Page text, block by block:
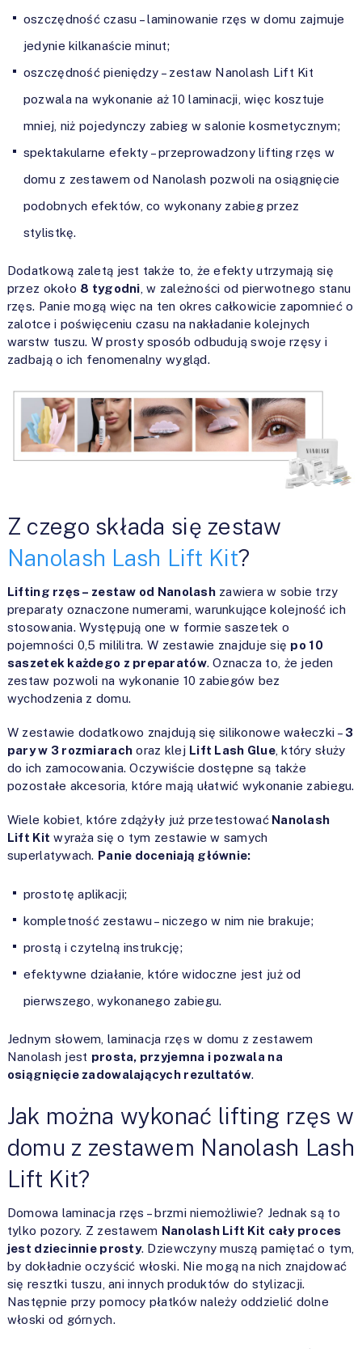
oszczędność czasu – laminowanie rzęs w domu zajmuje
jedynie kilkanaście minut;
oszczędność pieniędzy – zestaw Nanolash Lift Kit
pozwala na wykonanie aż 10 laminacji, więc kosztuje
mniej, niż pojedynczy zabieg w salonie kosmetycznym;
spektakularne efekty – przeprowadzony lifting rzęs w
domu z zestawem od Nanolash pozwoli na osiągnięcie
podobnych efektów, co wykonany zabieg przez
stylistkę.
Dodatkową zaletą jest także to, że efekty utrzymają się
przez około 8 tygodni, w zależności od pierwotnego stanu
rzęs. Panie mogą więc na ten okres całkowicie zapomnieć o
zalotce i poświęceniu czasu na nakładanie kolejnych
warstw tuszu. W prosty sposób odbudują swoje rzęsy i
zadbają o ich fenomenalny wygląd.
Z czego składa się zestaw
Nanolash Lash Lift Kit?
Lifting rzęs – zestaw od Nanolashzawiera w sobie trzy
preparaty oznaczone numerami, warunkujące kolejność ich
stosowania. Występują one w formie saszetek o
pojemności 0,5 mililitra. W zestawie znajduje się po 10
saszetek każdego z preparatów. Oznacza to, że jeden
zestaw pozwoli na wykonanie 10 zabiegów bez
wychodzenia z domu.
W zestawie dodatkowo znajdują się silikonowe wałeczki – 3
pary w 3 rozmiarach oraz klej Lift Lash Glue, który służy
do ich zamocowania. Oczywiście dostępne są także
pozostałe akcesoria, które mają ułatwić wykonanie zabiegu.
Wiele kobiet, które zdążyły już przetestowaćNanolash
Lift Kit wyraża się o tym zestawie w samych
superlatywach. Panie doceniają głównie:
prostotę aplikacji;
kompletność zestawu – niczego w nim nie brakuje;
prostą i czytelną instrukcję;
efektywne działanie, które widoczne jest już od
pierwszego, wykonanego zabiegu.
Jednym słowem, laminacja rzęs w domu z zestawem
Nanolash jest prosta, przyjemna i pozwala na
osiągnięcie zadowalających rezultatów.
Jak można wykonać lifting rzęs w
domu z zestawem Nanolash Lash
Lift Kit?
Domowa laminacja rzęs – brzmi niemożliwie? Jednak są to
tylko pozory. Z zestawem Nanolash Lift Kit cały proces
jest dziecinnie prosty. Dziewczyny muszą pamiętać o tym,
by dokładnie oczyścić włoski. Nie mogą na nich znajdować
się resztki tuszu, ani innych produktów do stylizacji.
Następnie przy pomocy płatków należy oddzielić dolne
włoski od górnych.